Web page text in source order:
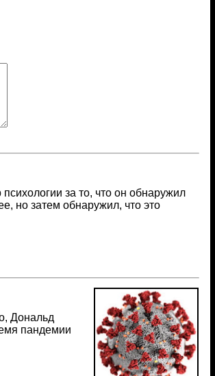
за то, что он обнаружил
но затем обнаружил, что это
Дональд
пандемии